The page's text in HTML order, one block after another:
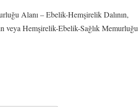
Alanı – Ebelik-Hemşirelik Dalının,
veya Hemşirelik-Ebelik-Sağlık Memurluğu